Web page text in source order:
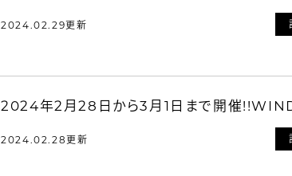
2024.02.29更新
2024年2月28日から3月1日まで開催
2024.02.28更新